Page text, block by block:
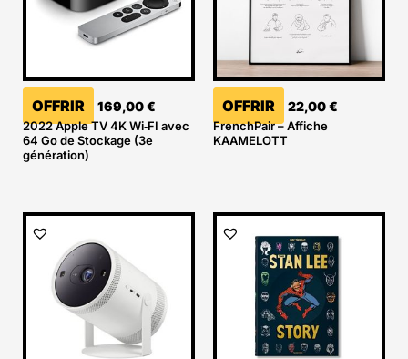
OFFRIR 169,00€
2022 Apple TV 4K Wi‑FI avec
64 Go de Stockage (3e
génération)
OFFRIR 22,00€
FrenchPair – Affiche
KAAMELOTT